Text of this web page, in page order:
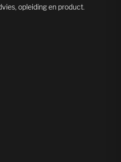
opleiding en product.